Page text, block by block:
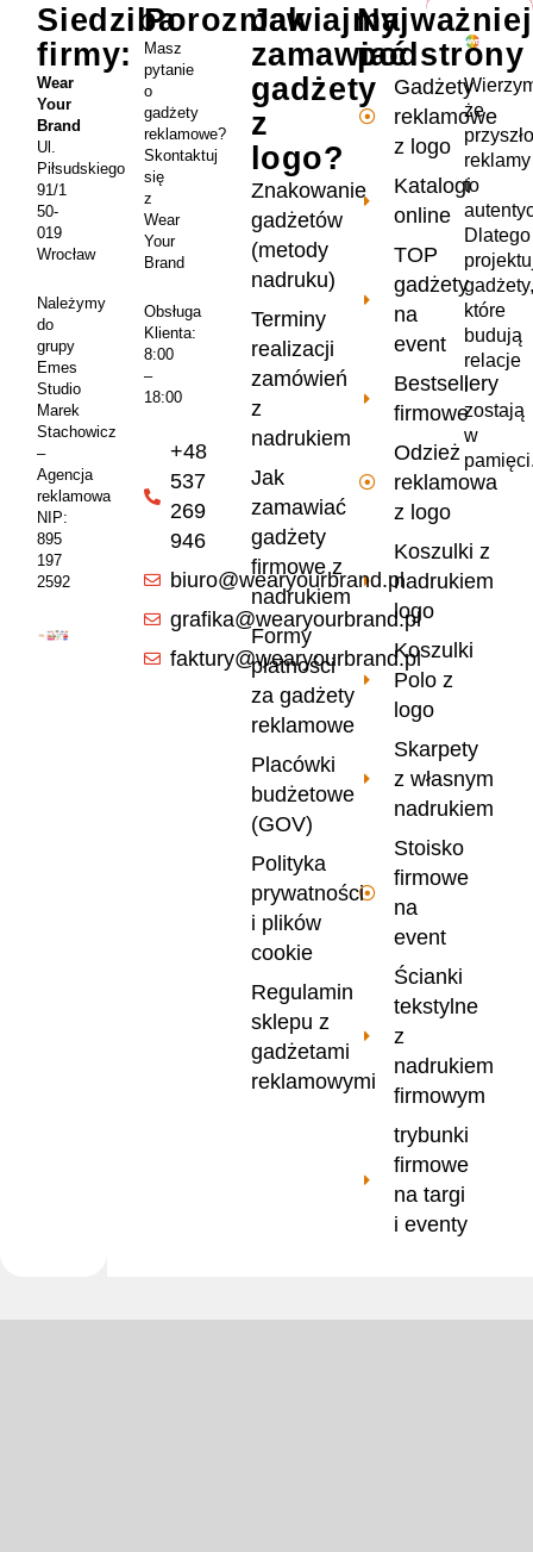
że
reklamy
to
Dlatego
gadżety,
które
budują
relacje
i
zostają
w
podstrony
Gadżety
reklamowe
z logo
Katalogi
online
TOP
gadżety
na
event
Bestsellery
firmowe
Odzież
reklamowa
z logo
Koszulki z
nadrukiem
logo
Koszulki
Polo z
logo
Skarpety
z własnym
nadrukiem
Stoisko
firmowe
na
event
Ścianki
tekstylne
z
nadrukiem
firmowym
trybunki
firmowe
na targi
i eventy
Jak
zamawiać
gadżety
z
logo?
Znakowanie
gadżetów
(metody
nadruku)
Terminy
realizacji
zamówień
z
nadrukiem
Jak
zamawiać
gadżety
firmowe z
nadrukiem
Formy
płatności
za gadżety
reklamowe
Placówki
budżetowe
(GOV)
Polityka
prywatności
i plików
cookie
Regulamin
sklepu z
gadżetami
reklamowymi
Porozmawiajmy
Masz
pytanie
o
gadżety
reklamowe?
Skontaktuj
się
z
Wear
Your
Brand
Obsługa
Klienta:
8:00
–
18:00
+48
537
269
946
biuro@wearyourbrand.pl
grafika@wearyourbrand.pl
faktury@wearyourbrand.pl
Siedziba
firmy:
Wear
Your
Brand
Ul.
Piłsudskiego
91/1
50-
019
Wrocław
Należymy
do
grupy
Emes
Studio
Marek
Stachowicz
–
Agencja
reklamowa
NIP:
895
197
2592